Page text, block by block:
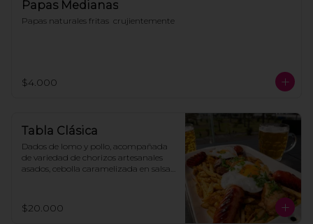
Papas Medianas
Papas naturales fritas  crujientemente
$4.000
Tabla Clásica
Dados de lomo y pollo, acompañada
de variedad de chorizos artesanales
asados, cebolla caramelizada en salsa
fritas caseras.
$20.000